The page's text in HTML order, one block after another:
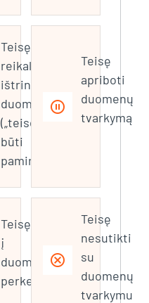
Teisę
reikalauti
ištrinti
duomenis
(„teisė
būti
pamirštam")
pause_circle
Teisę
apriboti
duomenų
tvarkymą
Teisę
į
duomenų
perkeliamumą
cancel
Teisę
nesutikti
su
duomenų
tvarkymu